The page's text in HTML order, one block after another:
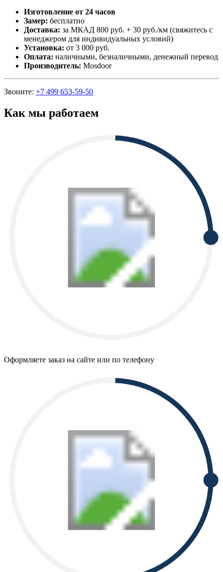
Изготовление от 24 часов
Замер: бесплатно
Доставка: за МКАД 800 руб. + 30 руб./км (свяжитесь с
менеджером для индивидуальных условий)
Установка: от 3 000 руб.
Оплата: наличными, безналичными, денежный перевод
Производитель: Mosdoor
Звоните: +7 499 653-59-50
Как мы работаем
Оформляете заказ на сайте или по телефону